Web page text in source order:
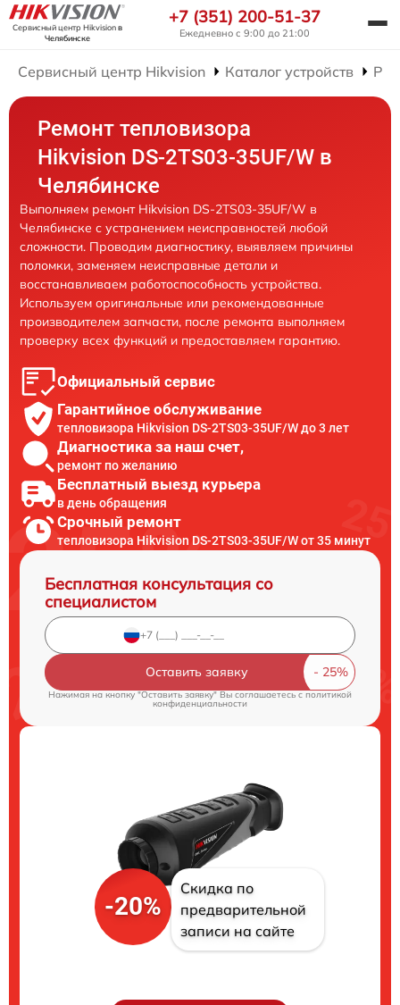
Сервисный центр Hikvisionв
Челябинске
+7 (351) 200-51-37
Ежедневно с 9:00 до 21:00
Сервисный центр Hikvision Каталог устройств
Ремонт тепловизора
Hikvision DS-2TS03-35UF/W в
Челябинске
Выполняем ремонт Hikvision DS-2TS03-35UF/W в
Челябинске с устранением неисправностей любой
сложности. Проводим диагностику, выявляем причины
поломки, заменяем неисправные детали и
восстанавливаем работоспособность устройства.
Используем оригинальные или рекомендованные
производителем запчасти, после ремонта выполняем
проверку всех функций и предоставляем гарантию.
Официальный сервис
Гарантийное обслуживание
тепловизора Hikvision DS-2TS03-35UF/W до 3 лет
Диагностика за наш счет,
ремонт по желанию
Бесплатный выезд курьера
в день обращения
Срочный ремонт
тепловизора Hikvision DS-2TS03-35UF/W от 35 минут
Бесплатная консультация со
специалистом
Оставить заявку
Нажимая на кнопку "Оставить заявку" Вы соглашаетесь cполитикой
конфиденциальности
-20%
Скидка по
предварительной
записи на сайте